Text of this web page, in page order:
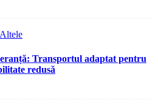
Transportul adaptat pentru
redusă